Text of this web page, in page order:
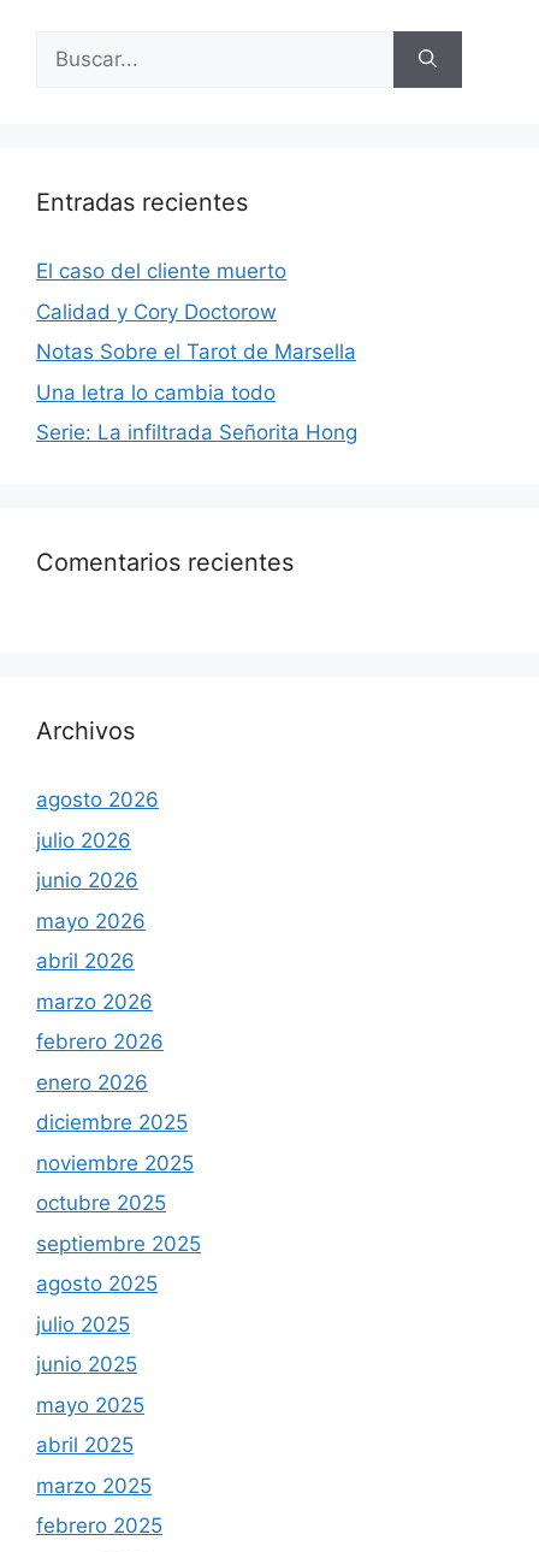
Buscar:
Entradas recientes
El caso del cliente muerto
Calidad y Cory Doctorow
Notas Sobre el Tarot de Marsella
Una letra lo cambia todo
Serie: La infiltrada Señorita Hong
Comentarios recientes
Archivos
agosto 2026
julio 2026
junio 2026
mayo 2026
abril 2026
marzo 2026
febrero 2026
enero 2026
diciembre 2025
noviembre 2025
octubre 2025
septiembre 2025
agosto 2025
julio 2025
junio 2025
mayo 2025
abril 2025
marzo 2025
febrero 2025